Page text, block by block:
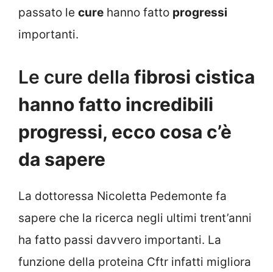
passato le cure hanno fatto progressi
importanti.
Le cure della fibrosi cistica
hanno fatto incredibili
progressi, ecco cosa c’è
da sapere
La dottoressa Nicoletta Pedemonte fa
sapere che la ricerca negli ultimi trent’anni
ha fatto passi davvero importanti. La
funzione della proteina Cftr infatti migliora